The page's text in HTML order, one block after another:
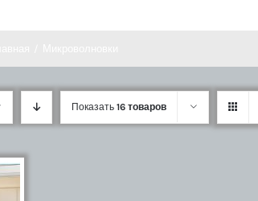
Показать16 товаров